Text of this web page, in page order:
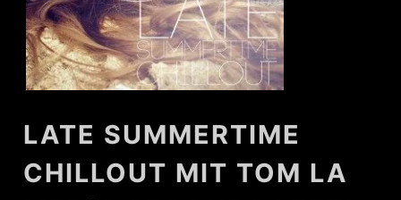
LATE SUMMERTIME
CHILLOUT MIT TOM LA